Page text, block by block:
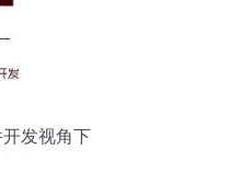
发视角下